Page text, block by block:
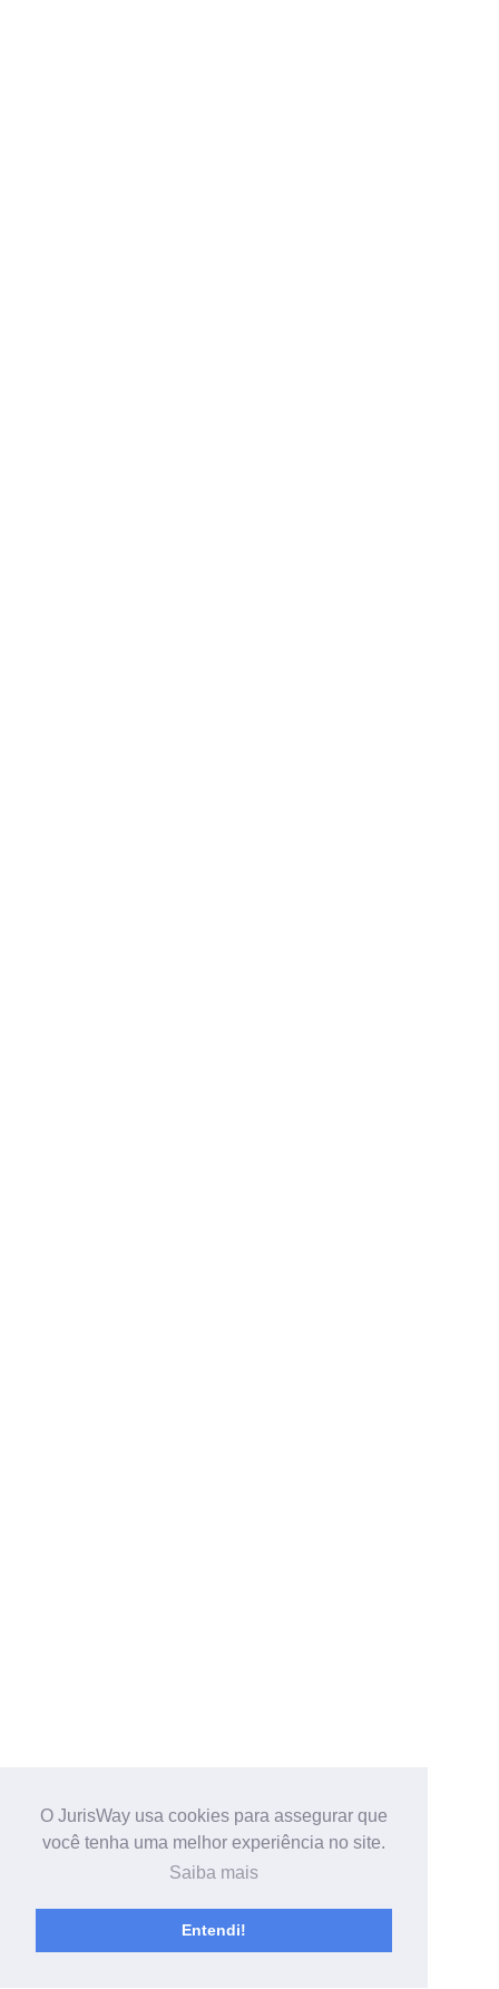
O JurisWay usa cookies para assegurar que
você tenha uma melhor experiência no site.
Saiba mais
Entendi!